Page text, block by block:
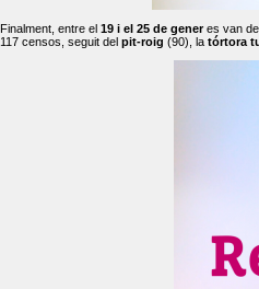
Finalment, entre el 19 i el 25 de generes van
117 censos, seguit del pit-roig (90), la tórtora